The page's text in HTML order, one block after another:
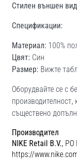
Стилен външен
Спецификации:
Материал: 100%
Цвят: Син
Размер: Вижте
Оборудвайте се с
съществено
Производител
NIKE Retail B.V.,
https://